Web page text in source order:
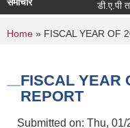
समाचार डी.ए.पी
You are here
Home » FISCAL YEAR OF
FISCAL YEAR
REPORT
Submitted on: Thu, 01/